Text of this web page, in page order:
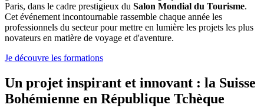
Paris, dans le cadre prestigieux du Salon Mondial du Tourisme.
Cet événement incontournable rassemble chaque année les
professionnels du secteur pour mettre en lumière les projets les plus
novateurs en matière de voyage et d'aventure.
Je découvre les formations
Un projet inspirant et innovant : la Suisse
Bohémienne en République Tchèque